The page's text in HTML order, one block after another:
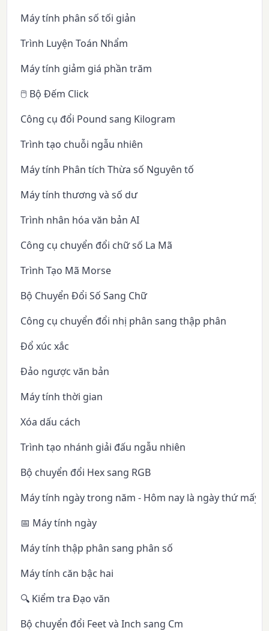
Máy tính phân số tối giản
Trình Luyện Toán Nhẩm
Máy tính giảm giá phần trăm
🖱️ Bộ Đếm Click
Công cụ đổi Pound sang Kilogram
Trình tạo chuỗi ngẫu nhiên
Máy tính Phân tích Thừa số Nguyên tố
Máy tính thương và số dư
Trình nhân hóa văn bản AI
Công cụ chuyển đổi chữ số La Mã
Trình Tạo Mã Morse
Bộ Chuyển Đổi Số Sang Chữ
Công cụ chuyển đổi nhị phân sang thập phân
Đổ xúc xắc
Đảo ngược văn bản
Máy tính thời gian
Xóa dấu cách
Trình tạo nhánh giải đấu ngẫu nhiên
Bộ chuyển đổi Hex sang RGB
Máy tính ngày trong năm - Hôm nay là ngày thứ mấy
📅 Máy tính ngày
Máy tính thập phân sang phân số
Máy tính căn bậc hai
🔍 Kiểm tra Đạo văn
Bộ chuyển đổi Feet và Inch sang Cm